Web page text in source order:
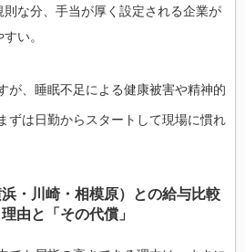
則な分、手当が厚く設定される企業が
い。
が、睡眠不足による健康被害や精神的
ずは日勤からスタートして現場に慣れ
・川崎・相模原）との給与比較
由と「その代償」